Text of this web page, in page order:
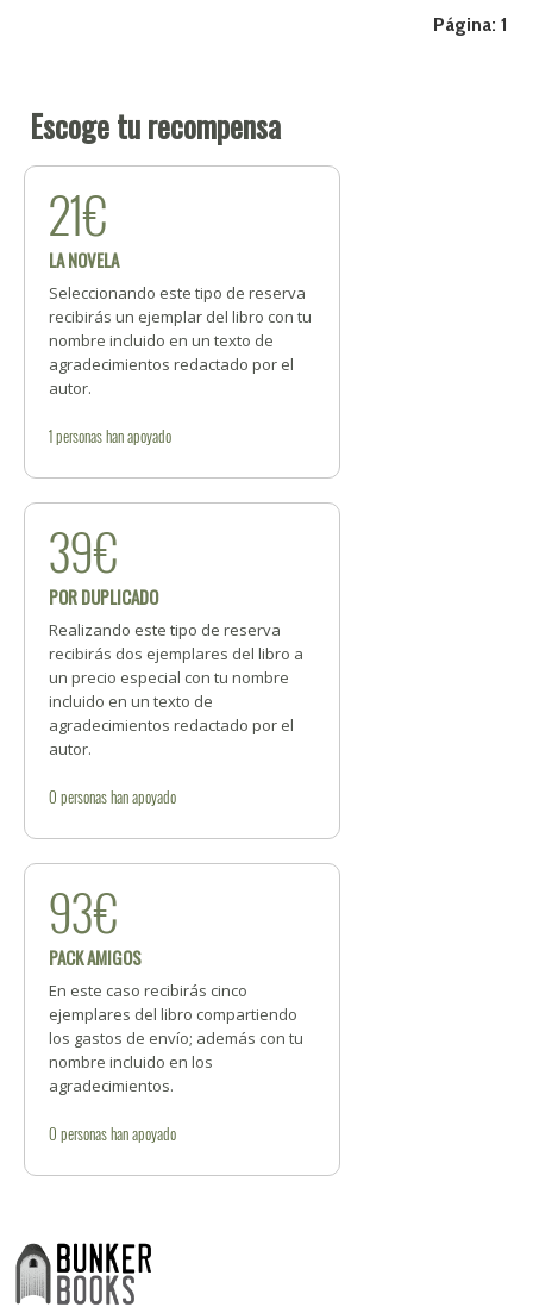
Página: 1
Escoge tu recompensa
21€
LA NOVELA
Seleccionando este tipo de reserva
recibirás un ejemplar del libro con tu
nombre incluido en un texto de
agradecimientos redactado por el
autor.
1personashan apoyado
39€
POR DUPLICADO
Realizando este tipo de reserva
recibirás dos ejemplares del libro a
un precio especial con tu nombre
incluido en un texto de
agradecimientos redactado por el
autor.
0 personashan apoyado
93€
PACK AMIGOS
En este caso recibirás cinco
ejemplares del libro compartiendo
los gastos de envío; además con tu
nombre incluido en los
agradecimientos.
0 personashan apoyado